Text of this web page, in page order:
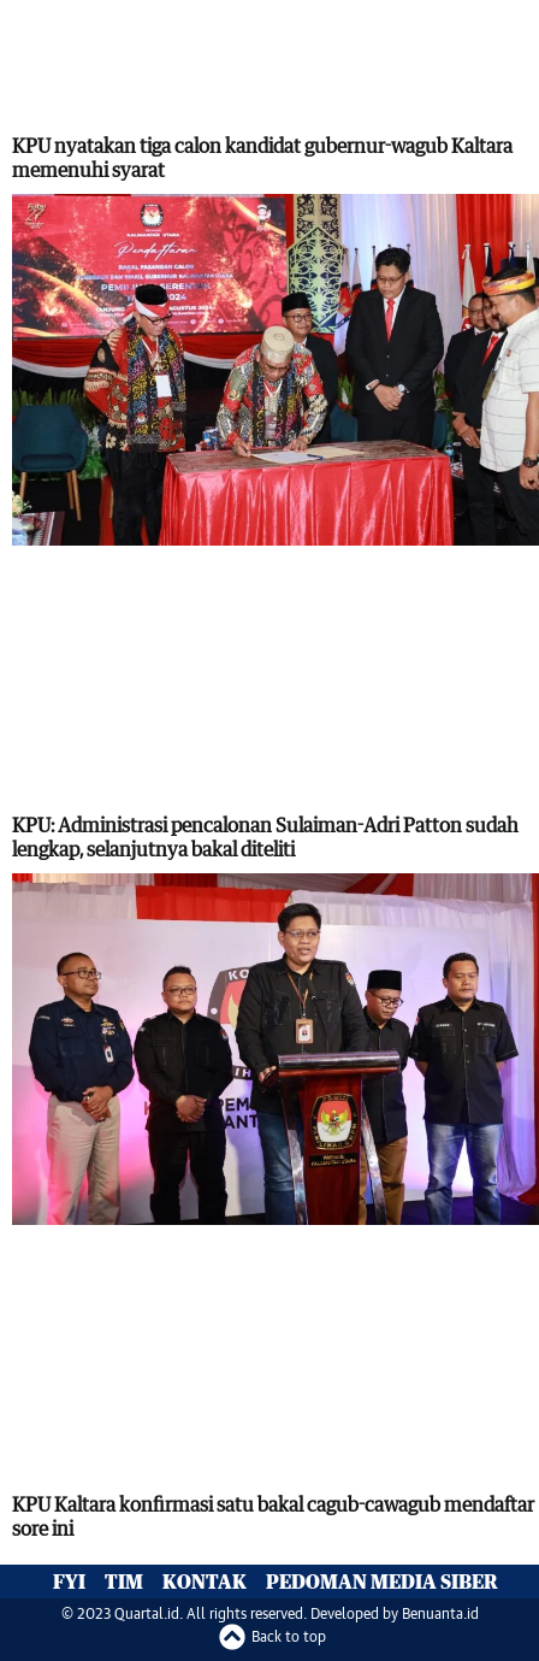
KPU nyatakan tiga calon kandidat gubernur-wagub Kaltara
memenuhi syarat
KPU: Administrasi pencalonan Sulaiman-Adri Patton sudah
lengkap, selanjutnya bakal diteliti
KPU Kaltara konfirmasi satu bakal cagub-cawagub mendaftar
sore ini
FYI TIM KONTAK PEDOMAN MEDIA SIBER
© 2023 Quartal.id. All rights reserved. Developed by Benuanta.id
Back to top